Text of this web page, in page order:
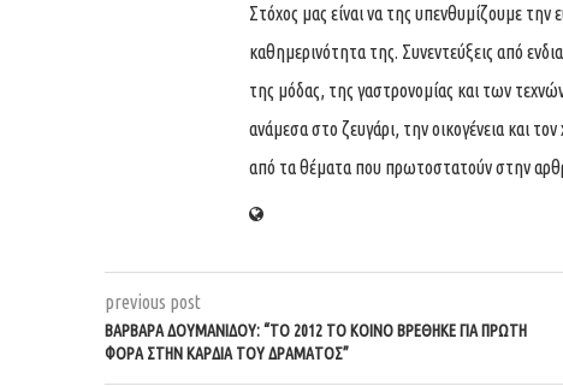
Στόχος μας είναι να της υπενθυμίζουμε
καθημερινότητα της. Συνεντεύξεις από
της μόδας, της γαστρονομίας και των
ανάμεσα στο ζευγάρι, την οικογένεια και
από τα θέματα που πρωτοστατούν στην
previous post
ΒΑΡΒΆΡΑ ΔΟΥΜΑΝΊΔΟΥ: “ΤΟ 2012 ΤΟ ΚΟΙΝΌ ΒΡΈΘΗΚΕ ΓΙΑ ΠΡΏΤΗ
ΦΟΡΆ ΣΤΗΝ ΚΑΡΔΙΆ ΤΟΥ ΔΡΆΜΑΤΟΣ”